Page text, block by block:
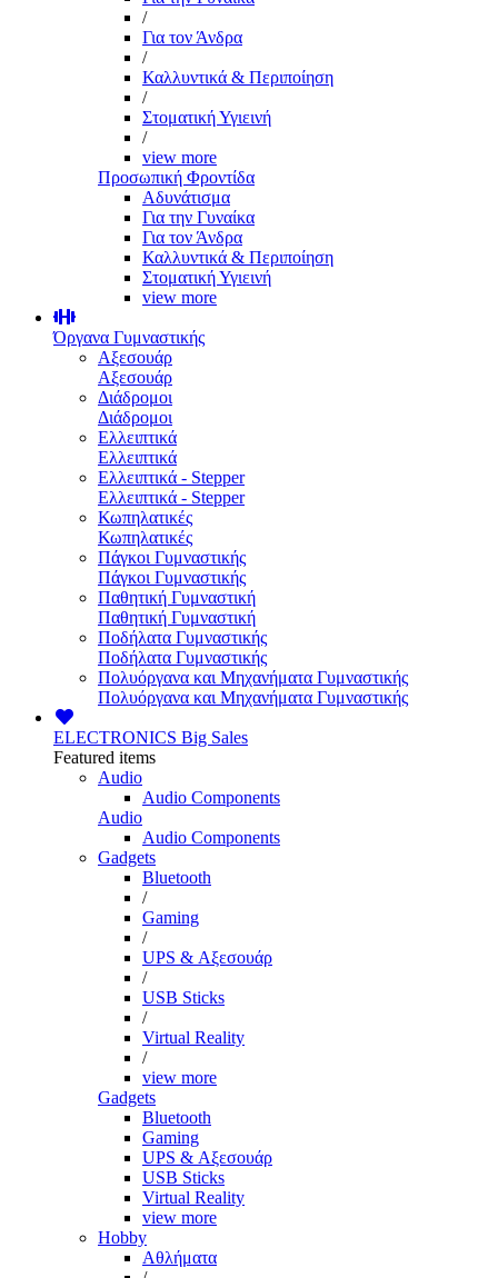
/
Για τον Άνδρα
/
Καλλυντικά & Περιποίηση
/
Στοματική Υγιεινή
/
view more
Προσωπική Φροντίδα
Αδυνάτισμα
Για την Γυναίκα
Για τον Άνδρα
Καλλυντικά & Περιποίηση
Στοματική Υγιεινή
view more
Όργανα Γυμναστικής
Αξεσουάρ
Αξεσουάρ
Διάδρομοι
Διάδρομοι
Ελλειπτικά
Ελλειπτικά
Ελλειπτικά - Stepper
Ελλειπτικά - Stepper
Κωπηλατικές
Κωπηλατικές
Πάγκοι Γυμναστικής
Πάγκοι Γυμναστικής
Παθητική Γυμναστική
Παθητική Γυμναστική
Ποδήλατα Γυμναστικής
Ποδήλατα Γυμναστικής
Πολυόργανα και Μηχανήματα Γυμναστικής
Πολυόργανα και Μηχανήματα Γυμναστικής
ELECTRONICS Big Sales
Featured items
Audio
Audio Components
Audio
Audio Components
Gadgets
Bluetooth
/
Gaming
/
UPS & Αξεσουάρ
/
USB Sticks
/
Virtual Reality
/
view more
Gadgets
Bluetooth
Gaming
UPS & Αξεσουάρ
USB Sticks
Virtual Reality
view more
Hobby
Αθλήματα